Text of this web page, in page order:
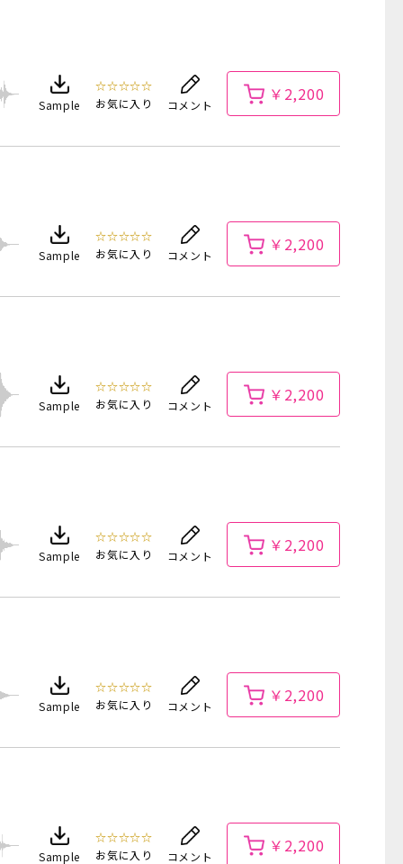
Sample
☆☆☆☆☆
お気に入り
コメント
￥2,200
Sample
☆☆☆☆☆
お気に入り
コメント
￥2,200
Sample
☆☆☆☆☆
お気に入り
コメント
￥2,200
Sample
☆☆☆☆☆
お気に入り
コメント
￥2,200
Sample
☆☆☆☆☆
お気に入り
コメント
￥2,200
Sample
☆☆☆☆☆
お気に入り
コメント
￥2,200